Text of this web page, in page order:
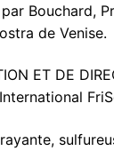
Bouchard,
de Venise.
ET DE
International